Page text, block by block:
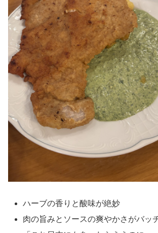
ハーブの香りと酸味が絶妙
肉の旨みとソースの爽やかさがバッ